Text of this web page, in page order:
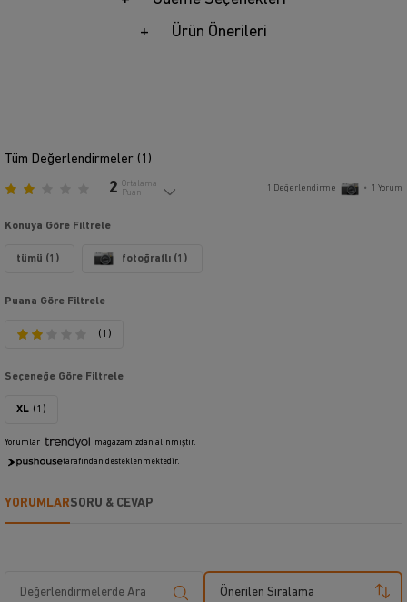
Ürün Önerileri
Tüm Değerlendirmeler ( 1 )
2 Ortalama
Puan
1 Değerlendirme • 1 Yorum
Konuya Göre Filtrele
tümü (1) fotoğraflı (1)
Puana Göre Filtrele
(1)
Seçeneğe Göre Filtrele
XL (1)
Yorumlar mağazamızdan alınmıştır.
tarafından desteklenmektedir.
YORUMLARSORU & CEVAP
Önerilen Sıralama